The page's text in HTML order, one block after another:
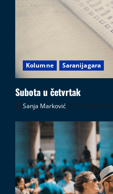
Kolumne Saranijagara
Subota u četvrtak
Sanja Marković 09.08.2026